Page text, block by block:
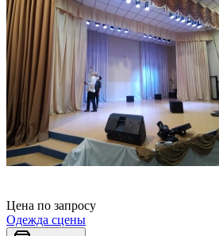
Цена по запросу
Одежда сцены